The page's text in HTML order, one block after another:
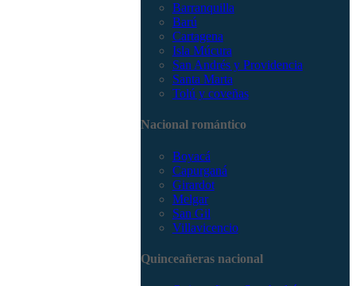
Barranquilla
Barú
Cartagena
Isla Múcura
San Andrés y Providencia
Santa Marta
Tolú y coveñas
Nacional romántico
Boyacá
Capurganá
Girardot
Melgar
San Gil
Villavicencio
Quinceañeras nacional